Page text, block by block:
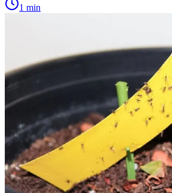
1 min